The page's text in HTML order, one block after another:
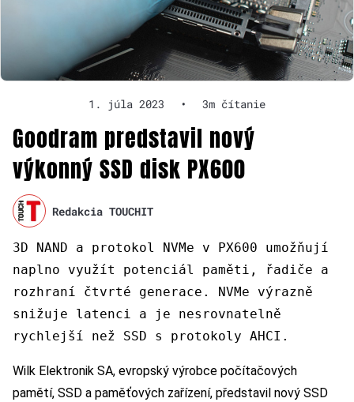
1. júla 2023 • 3m čítanie
Goodram predstavil nový
výkonný SSD disk PX600
Redakcia TOUCHIT
3D NAND a protokol NVMe v PX600 umožňují
naplno využít potenciál paměti, řadiče a
rozhraní čtvrté generace. NVMe výrazně
snižuje latenci a je nesrovnatelně
rychlejší než SSD s protokoly AHCI.
Wilk Elektronik SA, evropský výrobce počítačových
pamětí, SSD a paměťových zařízení, představil nový SSD